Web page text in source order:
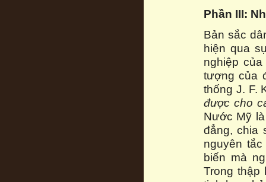
Phần III:
Bản sắc
hiện qua
nghiệp
tượng của
thống J. F.
được cho
Nước Mỹ
đẳng, chia
nguyên
biến mà
Trong thập